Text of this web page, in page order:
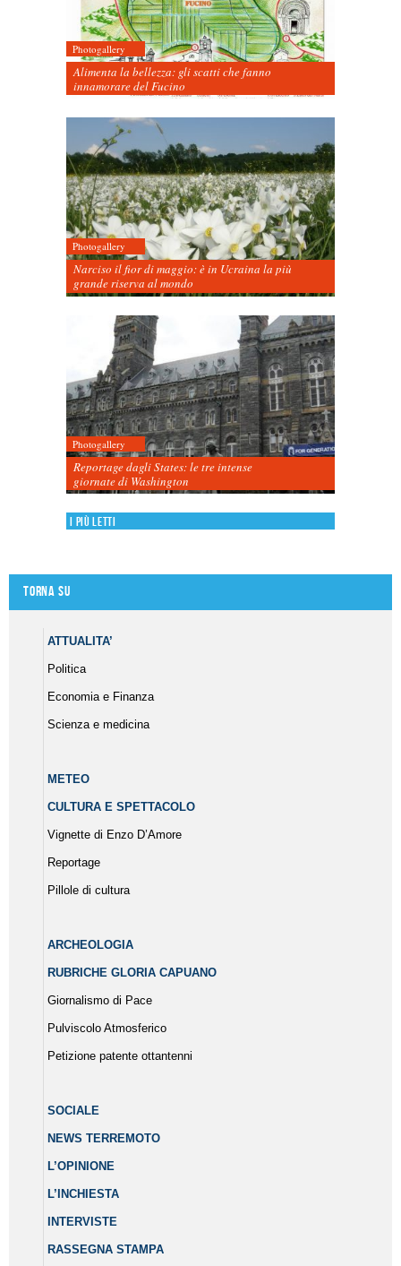
Photogallery
Alimenta la bellezza: gli scatti che fanno
innamorare del Fucino
Photogallery
Narciso il fior di maggio: è in Ucraina la più
grande riserva al mondo
Photogallery
Reportage dagli States: le tre intense
giornate di Washington
I più letti
Torna su
ATTUALITA’
Politica
Economia e Finanza
Scienza e medicina
METEO
CULTURA E SPETTACOLO
Vignette di Enzo D’Amore
Reportage
Pillole di cultura
ARCHEOLOGIA
RUBRICHE GLORIA CAPUANO
Giornalismo di Pace
Pulviscolo Atmosferico
Petizione patente ottantenni
SOCIALE
NEWS TERREMOTO
L’OPINIONE
L’INCHIESTA
INTERVISTE
RASSEGNA STAMPA